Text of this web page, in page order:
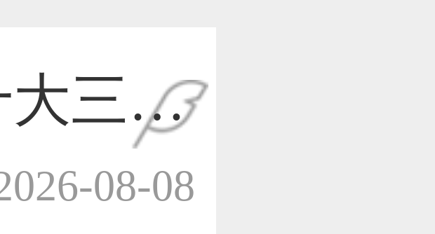
作品已成功备案！
三维
08-08